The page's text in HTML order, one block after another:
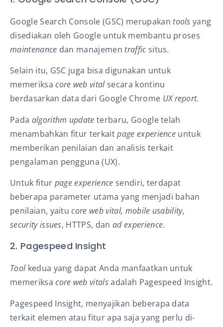
Google Search Console (GSC) merupakan toolsyang
disediakan oleh Google untuk membantu proses
maintenance dan manajemen trafficsitus.
Selain itu, GSC juga bisa digunakan untuk
memeriksacore web vitalsecara kontinu
berdasarkan data dari Google Chrome UX report.
Pada algorithm update terbaru, Google telah
menambahkan fitur terkaitpage experience untuk
memberikan penilaian dan analisis terkait
pengalaman pengguna (UX).
Untuk fitur page experience sendiri, terdapat
beberapa parameter utama yang menjadi bahan
penilaian, yaitucore web vital, mobile usability,
security issues, HTTPS, dan ad experience.
2. Pagespeed Insight
Tool kedua yang dapat Anda manfaatkan untuk
memeriksacore web vitalsadalah Pagespeed Insight.
Pagespeed Insight, menyajikan beberapa data
terkait elemen atau fitur apa saja yang perlu di-